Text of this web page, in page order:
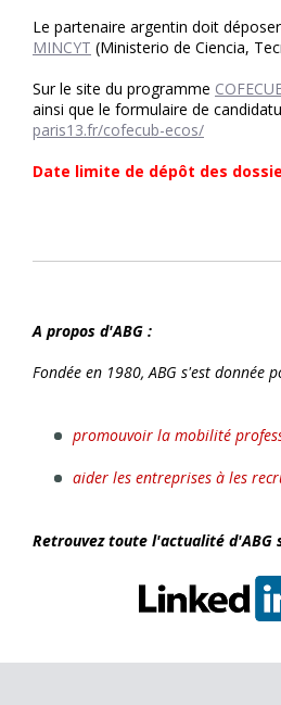
Le partenaire argentin doit
MINCYT (Ministerio de Ciencia,
Sur le site du programme
ainsi que le formulaire de
paris13.fr/cofecub-ecos/
Date limite de dépôt des
A propos d'ABG :
Fondée en 1980, ABG s'est donnée
promouvoir la mobilité
aider les entreprises à les
Retrouvez toute l'actualité d'ABG